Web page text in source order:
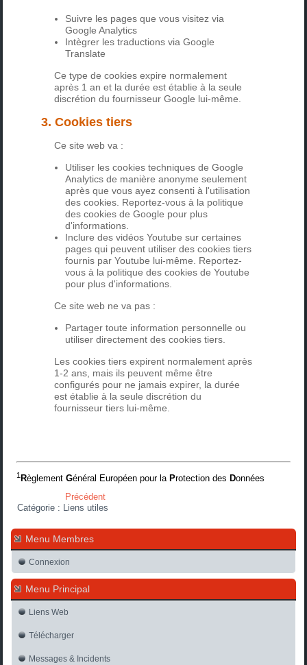
Suivre les pages que vous visitez via
Google Analytics
Intègrer les traductions via Google
Translate
Ce type de cookies expire normalement
après 1 an et la durée est établie à la seule
discrétion du fournisseur Google lui-même.
3. Cookies tiers
Ce site web va :
Utiliser les cookies techniques de Google
Analytics de manière anonyme seulement
après que vous ayez consenti à l'utilisation
des cookies. Reportez-vous à la politique
des cookies de Google pour plus
d'informations.
Inclure des vidéos Youtube sur certaines
pages qui peuvent utiliser des cookies tiers
fournis par Youtube lui-même. Reportez-
vous à la politique des cookies de Youtube
pour plus d'informations.
Ce site web ne va pas :
Partager toute information personnelle ou
utiliser directement des cookies tiers.
Les cookies tiers expirent normalement après
1-2 ans, mais ils peuvent même être
configurés pour ne jamais expirer, la durée
est établie à la seule discrétion du
fournisseur tiers lui-même.
1RèglementGénéral Européen pour la Protection des Données
Précédent
Catégorie : Liens utiles
Menu Membres
Connexion
Menu Principal
Liens Web
Télécharger
Messages & Incidents